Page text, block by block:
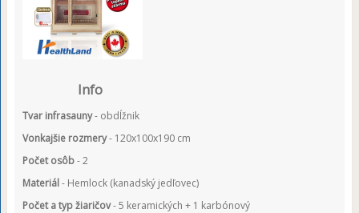
Info
Tvar infrasauny- obdĺžnik
Vonkajšie rozmery- 120x100x190 cm
Počet osôb- 2
Materiál- Hemlock (kanadský jedľovec)
Počet a typ žiaričov- 5 keramických + 1 karbónový